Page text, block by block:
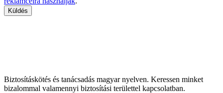
Küldés
Biztosításkötés és tanácsadás magyar nyelven. Keressen minket
bizalommal valamennyi biztosítási területtel kapcsolatban.